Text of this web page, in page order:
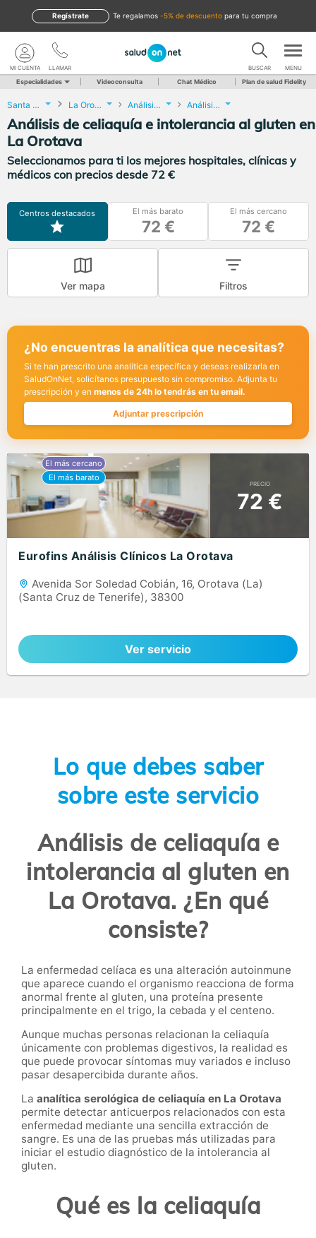
te regalamos -5% de descuento para tu compra
Regístrate
LLAMAR
MI CUENTA BUSCAR MENU
Especialidades Videoconsulta Chat Médico Plan de salud Fidelity
Santa Cruz de Tenerife La Orotava Análisis Clínicos Análisis de celiaquía e intolerancia al gluten
Análisis de celiaquía e intolerancia al gluten en
La Orotava
Seleccionamos para ti los mejores hospitales, clínicas y
médicos con precios desde 72 €
Centros destacados El más barato
72 €
El más cercano
72 €
Ver mapa Filtros
¿No encuentras la analítica que necesitas?
Si te han prescrito una analítica específica y deseas realizarla en
SaludOnNet, solicítanos presupuesto sin compromiso. Adjunta tu
prescripción y en menos de 24h lo tendrás en tu email.
Adjuntar prescripción
PRECIO
72 €
Eurofins Análisis Clínicos La Orotava
Avenida Sor Soledad Cobián, 16, Orotava (La)
(Santa Cruz de Tenerife), 38300
Ver servicio
Lo que debes saber
sobre este servicio
Análisis de celiaquía e
intolerancia al gluten en
La Orotava. ¿En qué
consiste?
La enfermedad celíaca es una alteración autoinmune
que aparece cuando el organismo reacciona de forma
anormal frente al gluten, una proteína presente
principalmente en el trigo, la cebada y el centeno.
Aunque muchas personas relacionan la celiaquía
únicamente con problemas digestivos, la realidad es
que puede provocar síntomas muy variados e incluso
pasar desapercibida durante años.
La analítica serológica de celiaquía en La Orotava
permite detectar anticuerpos relacionados con esta
enfermedad mediante una sencilla extracción de
sangre. Es una de las pruebas más utilizadas para
iniciar el estudio diagnóstico de la intolerancia al
gluten.
Qué es la celiaquía